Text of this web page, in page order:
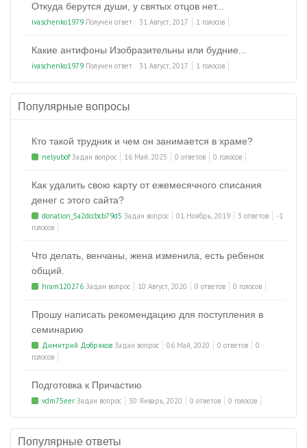
Откуда берутся души, у святых отцов нет...
ivaschenko1979 Получен ответ 31 Август, 2017 1 голосов
Какие антифоны Изобразительны или будние...
ivaschenko1979 Получен ответ 31 Август, 2017 1 голосов
Популярные вопросы
Кто такой трудник и чем он занимается в храме?
nelyubofЗадан вопрос 16 Май, 2025 0 ответов 0 голосов
Как удалить свою карту от ежемесячного списания
денег с этого сайта?
donation_5a2dccbcb79d5 Задан вопрос 01 Ноябрь, 2019 3 ответов
-1
голосов
Что делать, венчаны, жена изменила, есть ребенок
общий.
hram120276 Задан вопрос 10 Август, 2020 0 ответов 0 голосов
Прошу написать рекомендацию для поступления в
семинарию
Димитрий Добряков Задан вопрос 06 Май, 2020 0 ответов
0
голосов
Подготовка к Причастию
vdm75eer Задан вопрос 30 Январь, 2020 0 ответов 0 голосов
Популярные ответы